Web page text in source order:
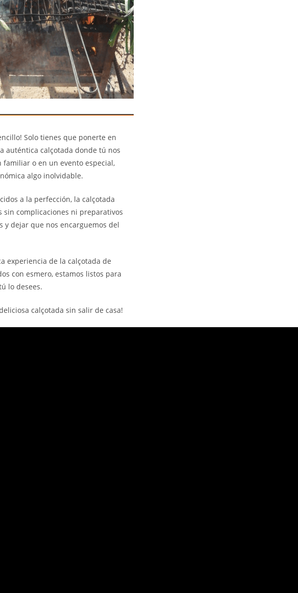
Solo tienes que ponerte en
auténtica calçotada donde tú nos
familiar o en un evento especial,
algo inolvidable.
a la perfección, la calçotada
sin complicaciones ni preparativos
y dejar que nos encarguemos del
experiencia de la calçotada de
con esmero, estamos listos para
lo desees.
calçotada sin salir de casa!